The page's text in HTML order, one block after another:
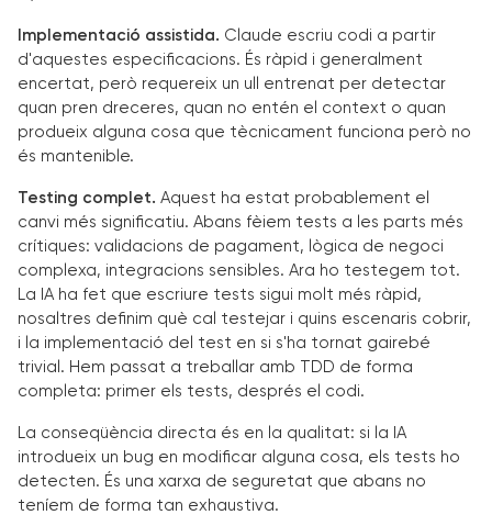
Implementació assistida. Claude escriu codi a partir
d'aquestes especificacions. És ràpid i generalment
encertat, però requereix un ull entrenat per detectar
quan pren dreceres, quan no entén el context o quan
produeix alguna cosa que tècnicament funciona però no
és mantenible.
Testing complet. Aquest ha estat probablement el
canvi més significatiu. Abans fèiem tests a les parts més
crítiques: validacions de pagament, lògica de negoci
complexa, integracions sensibles. Ara ho testegem tot.
La IA ha fet que escriure tests sigui molt més ràpid,
nosaltres definim què cal testejar i quins escenaris cobrir,
i la implementació del test en si s'ha tornat gairebé
trivial. Hem passat a treballar amb TDD de forma
completa: primer els tests, després el codi.
La conseqüència directa és en la qualitat: si la IA
introdueix un bug en modificar alguna cosa, els tests ho
detecten. És una xarxa de seguretat que abans no
teníem de forma tan exhaustiva.